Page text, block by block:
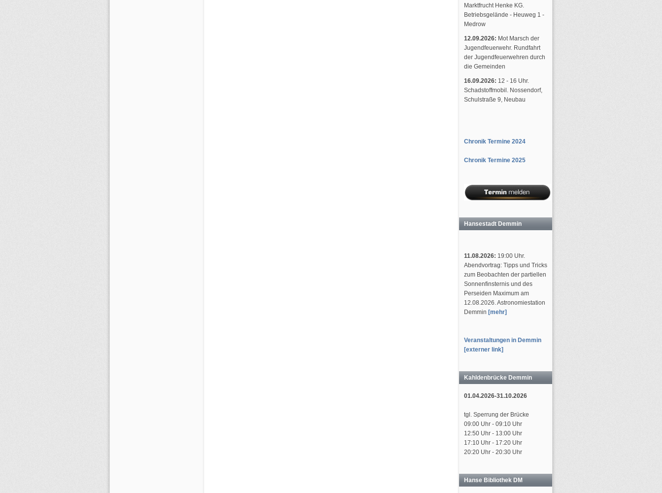
Marktfrucht Henke KG.
Betriebsgelände - Heuweg 1 -
Medrow
12.09.2026: Mot Marsch der
Jugendfeuerwehr. Rundfahrt
der Jugendfeuerwehren durch
die Gemeinden
16.09.2026: 12 - 16 Uhr.
Schadstoffmobil. Nossendorf,
Schulstraße 9, Neubau
Chronik Termine 2024
Chronik Termine 2025
Hansestadt Demmin
11.08.2026: 19:00 Uhr.
Abendvortrag: Tipps und Tricks
zum Beobachten der partiellen
Sonnenfinsternis und des
Perseiden Maximum am
12.08.2026. Astronomiestation
Demmin [mehr]
Veranstaltungen in Demmin
[externer link]
Kahldenbrücke Demmin
01.04.2026-31.10.2026
tgl. Sperrung der Brücke
09:00 Uhr - 09:10 Uhr
12:50 Uhr - 13:00 Uhr
17:10 Uhr - 17:20 Uhr
20:20 Uhr - 20:30 Uhr
Hanse Bibliothek DM